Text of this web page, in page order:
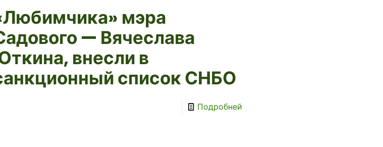
мэра
— Вячеслава
внесли в
список СНБО
Подробней